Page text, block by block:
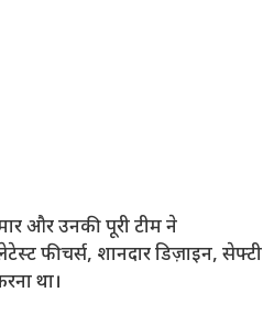
और उनकी पूरी टीम ने
फीचर्स, शानदार डिज़ाइन, सेफ्टी
था।